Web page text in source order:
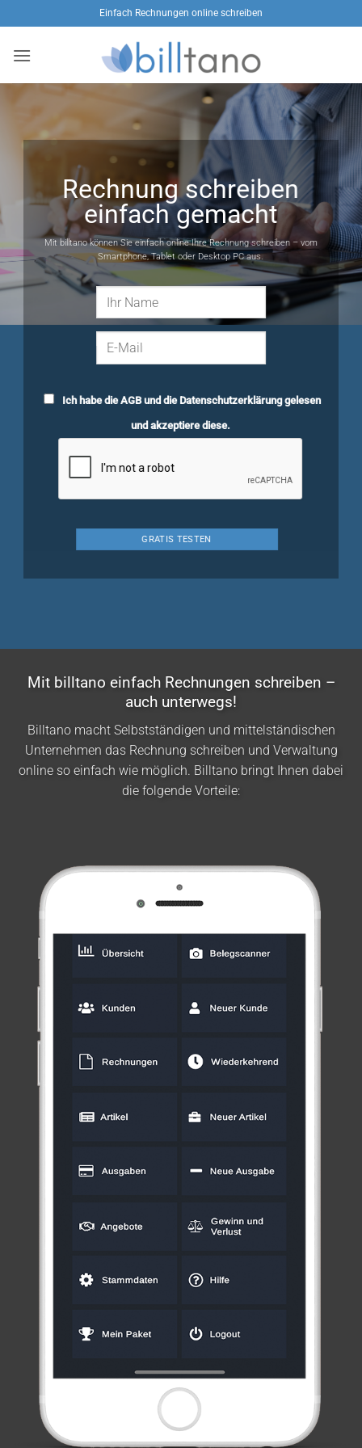
Inhalt
springen
Einfach Rechnungen online schreiben
Rechnung schreiben
einfach gemacht
Mit billtano können Sie einfach online Ihre Rechnung schreiben – vom
Smartphone, Tablet oder Desktop PC aus.
Ich habe dieAGBund die Datenschutzerklärunggelesen
und akzeptiere diese.
Mit billtano einfach Rechnungen schreiben –
auch unterwegs!
Billtano macht Selbstständigen und mittelständischen
Unternehmen das Rechnung schreiben und Verwaltung
online so einfach wie möglich. Billtano bringt Ihnen dabei
die folgende Vorteile: